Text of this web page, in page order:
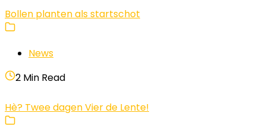
Bollen planten als startschot
News
2 Min Read
Hè? Twee dagen Vier de Lente!